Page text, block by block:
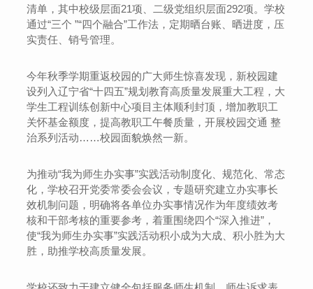
清单，其中校级层面21项、二级党组织层面292项。学校
通过“三个 ”“四个融合”工作法，定期晒台账、晒进度，压
实责任、销号管理。
今年秋季学期重返校园的广大师生惊喜发现，新校园建
设列入辽宁省“十四五”规划教育高质量发展重大工程，大
学生工程训练创新中心项目主体顺利封顶，增加教职工
关怀基金额度，提高教职工午餐质量，开展校园交通 整
治系列活动……校园面貌焕然一新。
为推动“我为师生办实事”实践活动制度化、规范化、常态
化，学校召开党委常委会会议，专题研究建立办实事长
效机制问题，明确将各单位办实事情况作为年度绩效考
核和干部考核的重要参考，着重围绕四个“深入推进”，
使“我为师生办实事”实践活动积小成为大成、积小胜为大
胜，助推学校高质量发展。